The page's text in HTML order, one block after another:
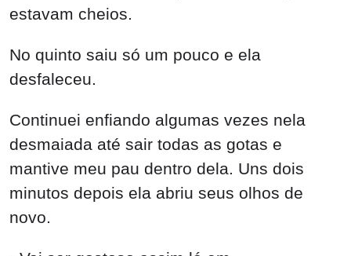
estavam cheios.
No quinto saiu só um pouco e ela
desfaleceu.
Continuei enfiando algumas vezes nela
desmaiada até sair todas as gotas e
mantive meu pau dentro dela. Uns dois
minutos depois ela abriu seus olhos de
novo.